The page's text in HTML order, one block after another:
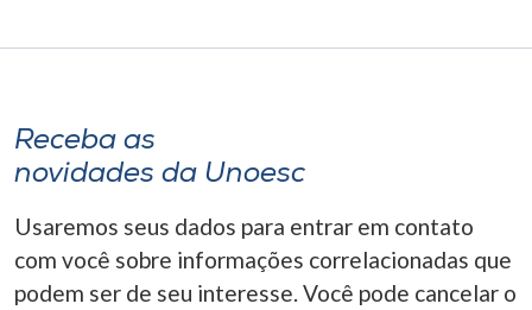
Receba as
novidades da Unoesc
Usaremos seus dados para entrar em contato
com você sobre informações correlacionadas que
podem ser de seu interesse. Você pode cancelar o